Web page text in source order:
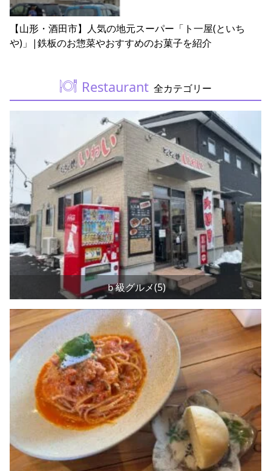
【山形・酒田市】人気の地元スーパー「ト一屋(といち
や)」|鉄板のお惣菜やおすすめのお菓子を紹介
Restaurant 全カテゴリー
ｂ級グルメ(5)